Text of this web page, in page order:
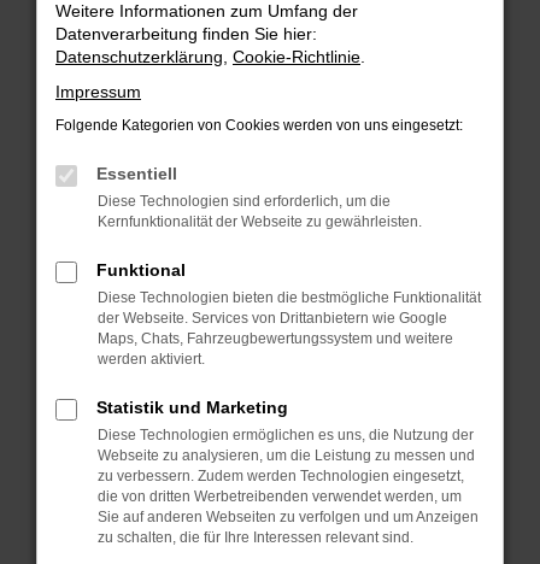
Überprüfe deine Firewall und deine
Internetverbindung.
Laden andere Webseiten, zum Beispiel deine
Suchmaschine?
Prüfe deine Browsererweiterungen.
Manche Erweiterungen, wie Werbeblocker,
verhindern. Funktioniert die Seite in einem
Fenster?
Starte dein Gerät neu.
Das kann manchmal helfen, vorübergehende
Probleme zu beheben.
Betriebssystem auf dem neuesten Stand
sind.
Veraltete Software birgt nicht nur ein
Sicherheitsrisiko, sondern kann auch dazu
führen, dass bestimmte Funktionen nicht mehr
unterstützt werden.
Weitere Informationen zum Umfang der
Datenverarbeitung finden Sie hier:
Datenschutzerklärung Cookie-Richtlinie
Impressum
Folgende Kategorien von Cookies werden von uns eingesetzt:
Essentiell
Diese Technologien sind erforderlich, um die
Kernfunktionalität der Webseite zu gewährleisten.
Funktional
Diese Technologien bieten die bestmögliche Funktionalität
der Webseite. Services von Drittanbietern wie Google
Maps, Chats, Fahrzeugbewertungssystem und weitere
werden aktiviert.
Statistik und Marketing
Diese Technologien ermöglichen es uns, die Nutzung der
Webseite zu analysieren, um die Leistung zu messen und
zu verbessern. Zudem werden Technologien eingesetzt,
die von dritten Werbetreibenden verwendet werden, um
Sie auf anderen Webseiten zu verfolgen und um Anzeigen
zu schalten, die für Ihre Interessen relevant sind.